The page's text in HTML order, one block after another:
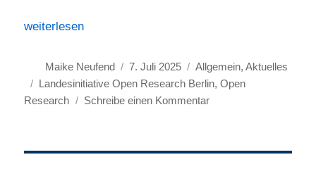
„Vom Open-Access-Büro zum Open Research Office“
weiterlesen
Autor
Maike Neufend
Veröffentlicht
am
7. Juli 2025 Kategorien
Allgemein, Aktuelles
Schlagwörter
Landesinitiative Open Research Berlin, Open
Research
Schreibe einen Kommentarzu
Access-